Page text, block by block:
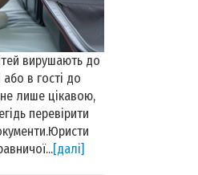
вирушають до
або в гості до
лише цікавою,
перевірити
[далі]